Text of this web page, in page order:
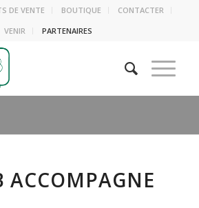
DE VENTE BOUTIQUE
CONTACTER
VENIR
PARTENAIRES
ACCOMPAGNE